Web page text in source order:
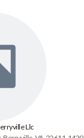
Llc